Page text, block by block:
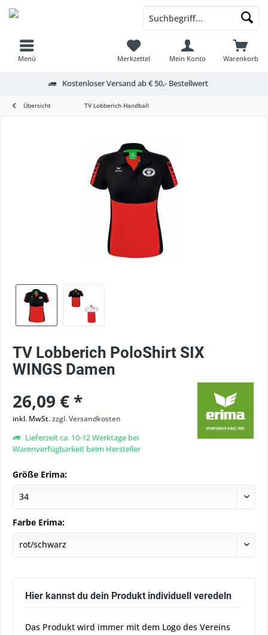
Menü Warenkorb
Merkzettel Mein Konto
Kostenloser Versand ab € 50,- Bestellwert
Übersicht TV Lobberich Handball
TV Lobberich PoloShirt SIX
WINGS Damen
26,09 € *
inkl. MwSt.zzgl. Versandkosten
Lieferzeit ca. 10-12 Werktage bei
Warenverfügbarkeit beim Hersteller
Größe Erima:
Farbe Erima:
Hier kannst du dein Produkt individuell veredeln
Das Produkt wird immer mit dem Logo des Vereins